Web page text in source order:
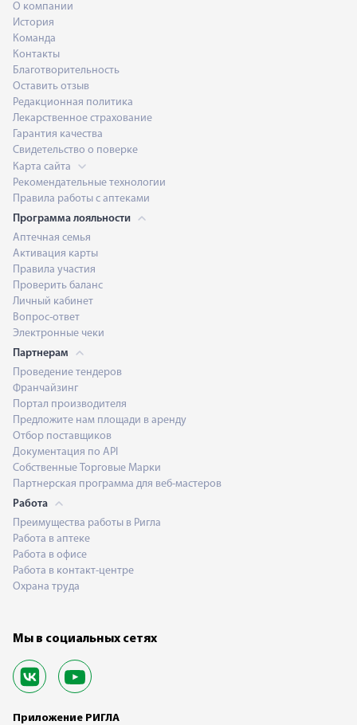
О компании
История
Команда
Контакты
Благотворительность
Оставить отзыв
Редакционная политика
Лекарственное страхование
Гарантия качества
Свидетельство о поверке
Карта сайта
Рекомендательные технологии
Правила работы с аптеками
Программа лояльности
Аптечная семья
Активация карты
Правила участия
Проверить баланс
Личный кабинет
Вопрос-ответ
Электронные чеки
Партнерам
Проведение тендеров
Франчайзинг
Портал производителя
Предложите нам площади в аренду
Отбор поставщиков
Документация по API
Собственные Торговые Марки
Партнерская программа для веб-мастеров
Работа
Преимущества работы в Ригла
Работа в аптеке
Работа в офисе
Работа в контакт-центре
Охрана труда
Мы в социальных сетях
Приложение РИГЛА